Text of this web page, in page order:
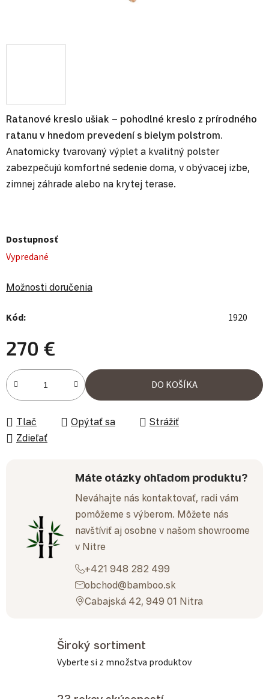
Ratanové kreslo ušiak – pohodlné kreslo z prírodného
ratanu v hnedom prevedení s bielym polstrom.
Anatomicky tvarovaný výplet a kvalitný polster
zabezpečujú komfortné sedenie doma, v obývacej izbe,
zimnej záhrade alebo na krytej terase.
Dostupnosť
Vypredané
Možnosti doručenia
Kód: 1920
270 €
Jednotková cena:
DO KOŠÍKA
Tlač Opýtať sa
Strážiť
Zdieľať
Máte otázky ohľadom produktu?
Neváhajte nás kontaktovať, radi vám
pomôžeme s výberom. Môžete nás
navštíviť aj osobne v našom showroome
v Nitre
+421 948 282 499
obchod@bamboo.sk
Cabajská 42, 949 01 Nitra
Široký sortiment
Vyberte si z množstva produktov